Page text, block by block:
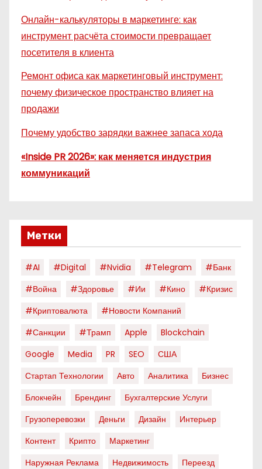
Онлайн-калькуляторы в маркетинге: как
инструмент расчёта стоимости превращает
посетителя в клиента
Ремонт офиса как маркетинговый инструмент:
почему физическое пространство влияет на
продажи
Почему удобство зарядки важнее запаса хода
«Inside PR 2026»: как меняется индустрия
коммуникаций
Метки
#AI #digital #nvidia #telegram
#банк
#война
#здоровье #ии #кино
#кризис
#криптовалюта
#новости Компаний
#санкции
#трамп Apple
Blockchain
Google
Media PR SEO
США
Стартап Технологии
Авто Аналитика
Бизнес
Блокчейн
Брендинг
Бухгалтерские Услуги
Грузоперевозки
Деньги Дизайн
Интерьер
Контент
Крипто
Маркетинг
Наружная Реклама
Недвижимость
Переезд